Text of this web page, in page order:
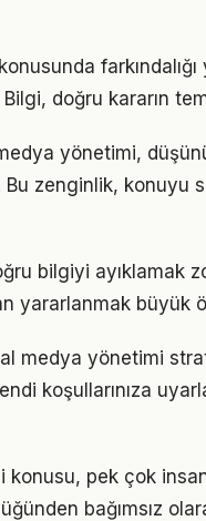
doğru kararın
yönetimi,
Bu zenginlik, konuyu
bilgiyi ayıklamak
yararlanmak büyük
medya yönetimi
koşullarınıza
pek çok
bağımsız